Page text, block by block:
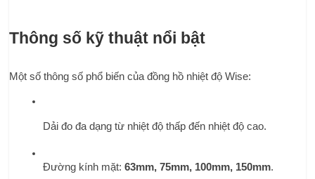
Thông số kỹ thuật nổi bật
Một số thông số phổ biến của đồng hồ nhiệt độ Wise:
Dải đo đa dạng từ nhiệt độ thấp đến nhiệt độ cao.
Đường kính mặt: 63mm, 75mm, 100mm, 150mm.